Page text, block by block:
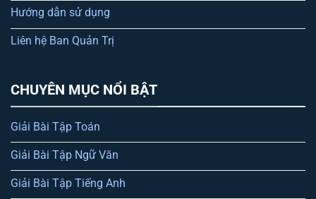
Hướng dẫn sử dụng
Liên hệ Ban Quản Trị
CHUYÊN MỤC NỔI BẬT
Giải Bài Tập Toán
Giải Bài Tập Ngữ Văn
Giải Bài Tập Tiếng Anh